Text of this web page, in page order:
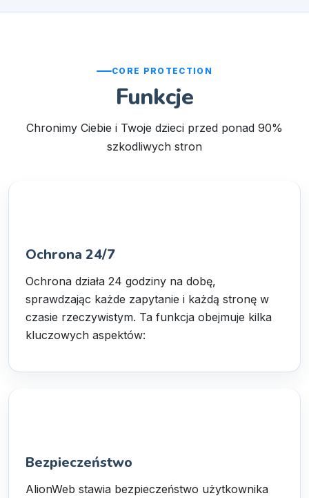
CORE PROTECTION
Funkcje
Chronimy Ciebie i Twoje dzieci przed ponad 90%
szkodliwych stron
Ochrona 24/7
Ochrona działa 24 godziny na dobę,
sprawdzając każde zapytanie i każdą stronę w
czasie rzeczywistym. Ta funkcja obejmuje kilka
kluczowych aspektów:
Bezpieczeństwo
AlionWeb stawia bezpieczeństwo użytkownika